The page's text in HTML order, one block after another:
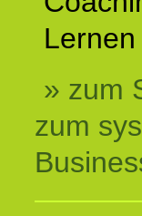
» zum
zum